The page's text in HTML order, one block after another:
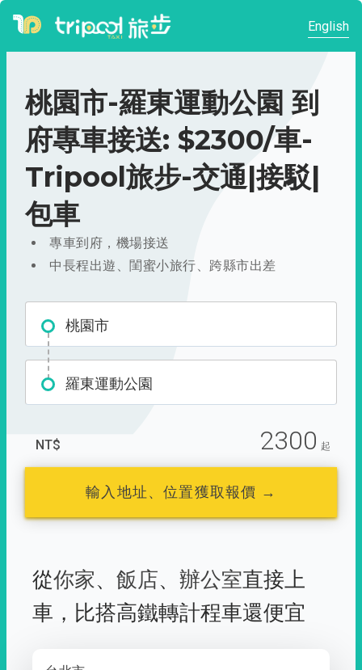
English
桃園市-羅東運動公園 到
府專車接送: $2300/車-
Tripool旅步-交通|接駁|
包車
專車到府，機場接送
中長程出遊、閨蜜小旅行、跨縣市出差
桃園市
羅東運動公園
NT$ 2300 起
輸入地址、位置獲取報價 →
從你家、 飯店、 辦公室直接上
車， 比搭高鐵轉計程車還便宜